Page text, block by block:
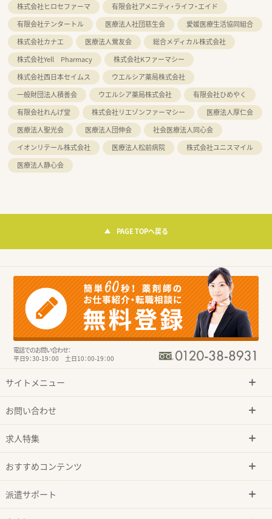
株式会社ヒロセファーマ
有限会社アメニティ・ライフ・エイド
有限会社テンタートル
医療法人社団慈生会
愛媛医療生活協同組合
株式会社カナエ
医療法人鶯友会
総合メディカル株式会社
株式会社Yell Pharmacy
株式会社Kファーマシー
株式会社西日本セイムス
ウエルシア薬局株式会社
一般財団法人積善会
ウエルシア薬局株式会社
有限会社ひめやく
有限会社れんげ堂
株式会社リエゾンファーマシー
医療法人厚仁会
医療法人聖光会
医療法人団伸会
社会医療法人同心会
イオンリテール株式会社
医療法人松前病院
株式会社ユニスマイル
医療法人静心会
PAGE TOPへ戻る
電話でのお問い合わせ：
平日9：30-19：00 土日10：00-19：00
サイトメニュー
お問い合わせ
求人特集
おすすめコンテンツ
派遣サポート